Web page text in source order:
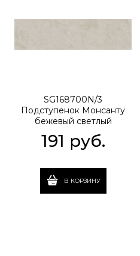
SG168700N/3
Подступенок Монсанту
бежевый светлый
натуральный 40,2х10,6
40,2x10,6x8
191 руб.
В КОРЗИНУ